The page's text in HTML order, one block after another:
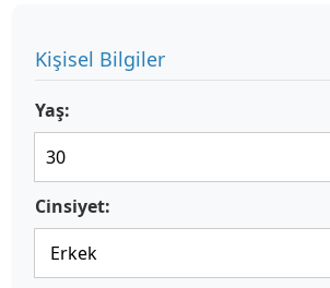
Kişisel Bilgiler
Yaş:
Cinsiyet: